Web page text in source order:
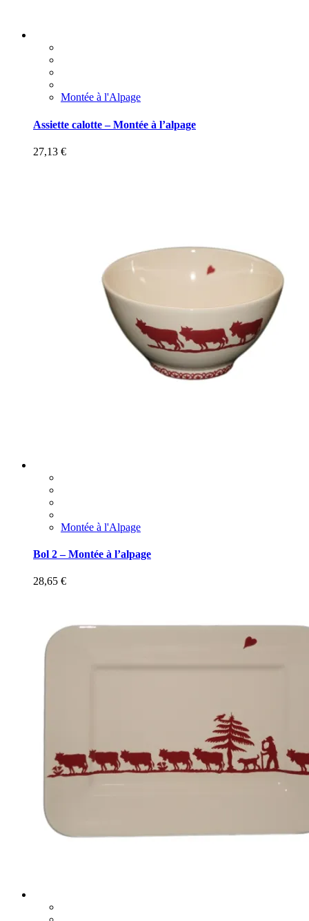
Montée à l'Alpage
Assiette calotte – Montée à l’alpage
27,13 €
Montée à l'Alpage
Bol 2 – Montée à l’alpage
28,65 €